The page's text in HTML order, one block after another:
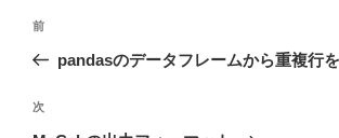
投
ビ
前
の
稿
前
pandasのデータフレームから重複行
次
次